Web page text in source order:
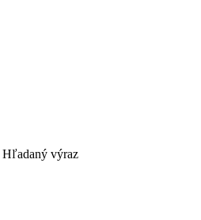
Hľadaný výraz